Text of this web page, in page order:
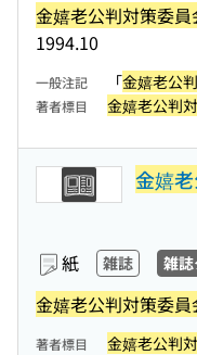
金嬉老公判対策委員
1994.10
一般注記 「金嬉老公
著者標目 金嬉老公判
金嬉
紙 雑誌 雑
金嬉老公判対策委員
著者標目 金嬉老公判